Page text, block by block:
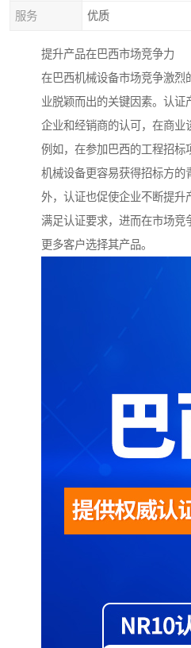
服务 优质
提升产品在巴西市场竞争力
在巴西机械设备市场竞争激烈
业脱颖而出的关键因素。认证
企业和经销商的认可，在商业
例如，在参加巴西的工程招标
机械设备更容易获得招标方的
外，认证也促使企业不断提升
满足认证要求，进而在市场竞
更多客户选择其产品。